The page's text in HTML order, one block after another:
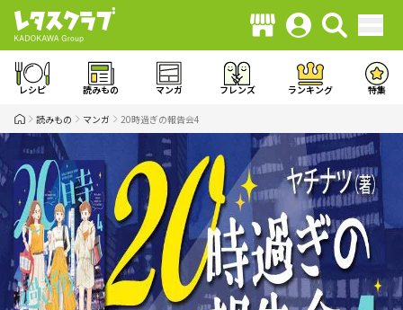
レシピ 読みもの マンガ フレンズ ランキング 特集
読みもの マンガ 20時過ぎの報告会4